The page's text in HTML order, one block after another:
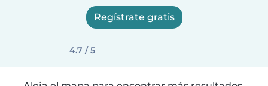
Regístrate gratis
4.7 / 5